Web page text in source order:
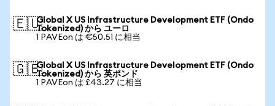
🇪🇺Global X US Infrastructure Development ETF (Ondo
Tokenized) から ユーロ
1 PAVEon は €50.51 に相当
🇬🇧Global X US Infrastructure Development ETF (Ondo
Tokenized) から 英ポンド
1 PAVEon は £43.27 に相当